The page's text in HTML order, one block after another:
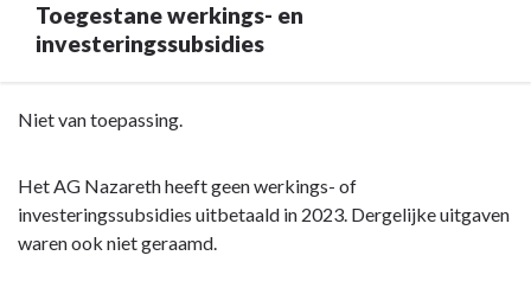
Toegestane werkings- en
investeringssubsidies
Terug
Documentatie
Niet van toepassing.
Het AG Nazareth heeft geen werkings- of
investeringssubsidies uitbetaald in 2023. Dergelijke uitgaven
waren ook niet geraamd.